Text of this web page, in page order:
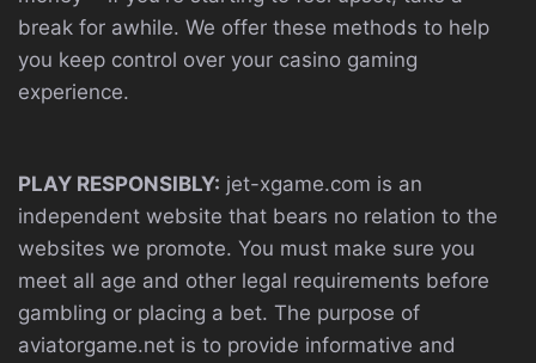
break for awhile. We offer these methods to help
you keep control over your casino gaming
experience.
PLAY RESPONSIBLY: jet-xgame.com is an
independent website that bears no relation to the
websites we promote. You must make sure you
meet all age and other legal requirements before
gambling or placing a bet. The purpose of
aviatorgame.net is to provide informative and